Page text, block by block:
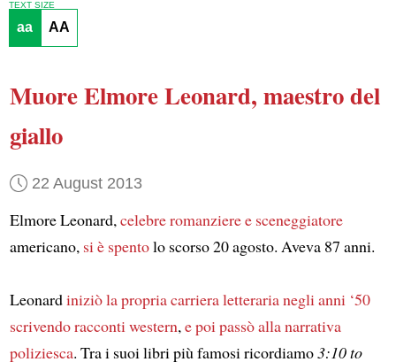
TEXT SIZE
aa AA
Muore Elmore Leonard, maestro del
giallo
22 August 2013
Elmore Leonard,celebre romanziere e sceneggiatore
americano, si è spentolo scorso 20 agosto. Aveva 87 anni.
Leonardiniziò la propria carriera letteraria negli anni ‘50
scrivendo racconti western,e poi passò alla narrativa
poliziesca. Tra i suoi libri più famosi ricordiamo3:10 to